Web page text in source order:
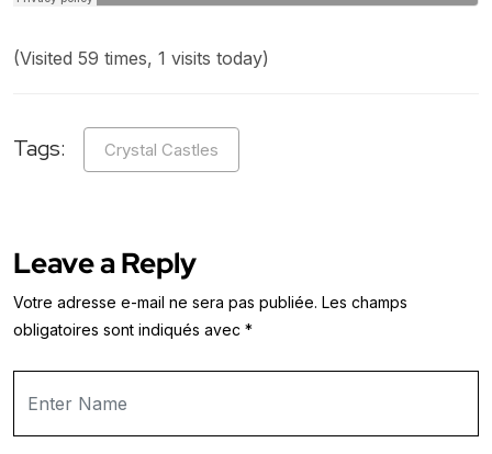
(Visited 59 times, 1 visits today)
Tags: Crystal Castles
Leave a Reply
Votre adresse e-mail ne sera pas publiée. Les champs
obligatoires sont indiqués avec *